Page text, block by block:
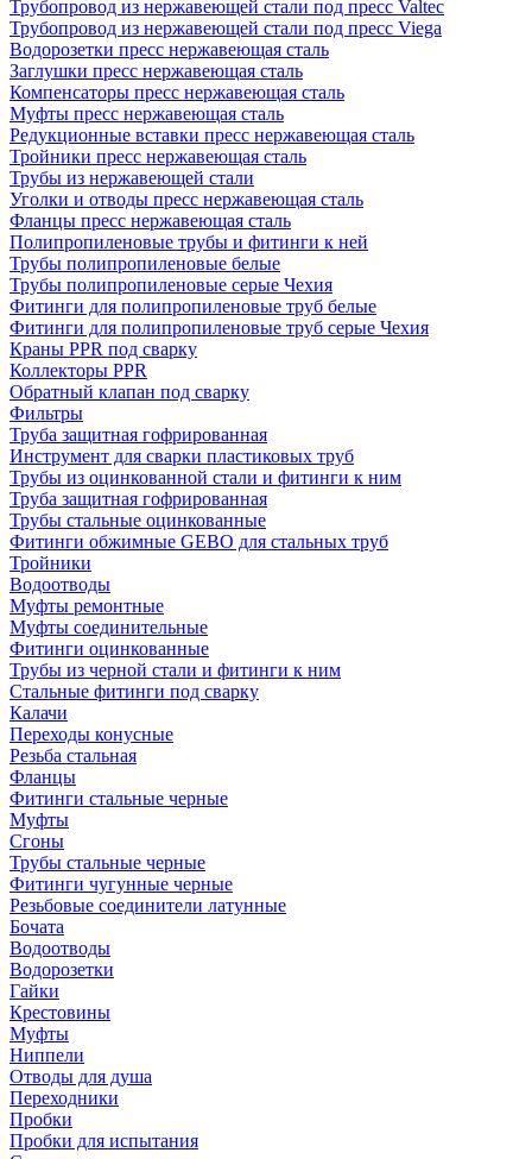
Трубопровод из нержавеющей стали под пресс Valtec
Трубопровод из нержавеющей стали под пресс Viega
Водорозетки пресс нержавеющая сталь
Заглушки пресс нержавеющая сталь
Компенсаторы пресс нержавеющая сталь
Муфты пресс нержавеющая сталь
Редукционные вставки пресс нержавеющая сталь
Тройники пресс нержавеющая сталь
Трубы из нержавеющей стали
Уголки и отводы пресс нержавеющая сталь
Фланцы пресс нержавеющая сталь
Полипропиленовые трубы и фитинги к ней
Трубы полипропиленовые белые
Трубы полипропиленовые серые Чехия
Фитинги для полипропиленовые труб белые
Фитинги для полипропиленовые труб серые Чехия
Краны PPR под сварку
Коллекторы PPR
Обратный клапан под сварку
Фильтры
Труба защитная гофрированная
Инструмент для сварки пластиковых труб
Трубы из оцинкованной стали и фитинги к ним
Труба защитная гофрированная
Трубы стальные оцинкованные
Фитинги обжимные GEBO для стальных труб
Тройники
Водоотводы
Муфты ремонтные
Муфты соединительные
Фитинги оцинкованные
Трубы из черной стали и фитинги к ним
Стальные фитинги под сварку
Калачи
Переходы конусные
Резьба стальная
Фланцы
Фитинги стальные черные
Муфты
Сгоны
Трубы стальные черные
Фитинги чугунные черные
Резьбовые соединители латунные
Бочата
Водоотводы
Водорозетки
Гайки
Крестовины
Муфты
Ниппели
Отводы для душа
Переходники
Пробки
Пробки для испытания